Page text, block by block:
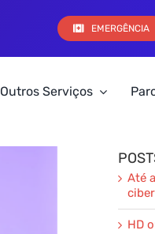
EMERGÊNCIA
Outros Serviços
Até
HD